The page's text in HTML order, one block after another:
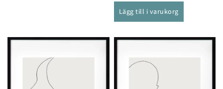
Lägg till i varukorg